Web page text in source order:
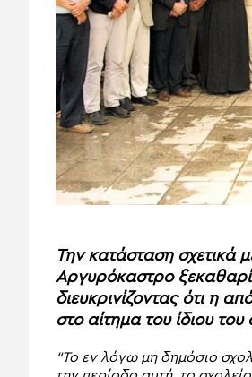
Την κατάσταση σχετικά
Αργυρόκαστρο
διευκρινίζοντας ότι η
στο αίτημα του ίδιου
“Το εν λόγω μη δημόσιο